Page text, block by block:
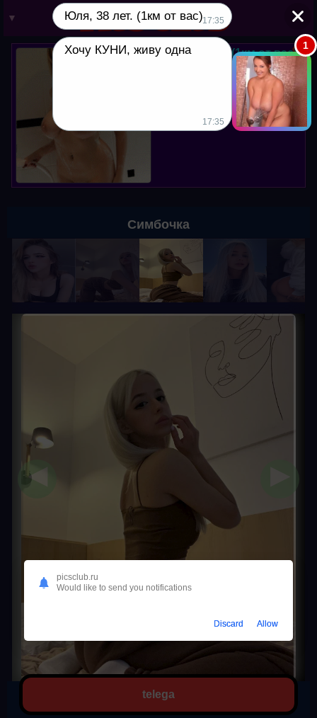
▼
Юля, 38 лет. (1км от вас)
Мой вотсапп в профиле. Хочу
куни, пишите!
Симбочка
◀
telega
Юля, 38 лет. (1км от вас)17:35
Хочу КУНИ, живу одна
17:35
1
picsclub.ru
Would like to send you notifications
Discard Allow